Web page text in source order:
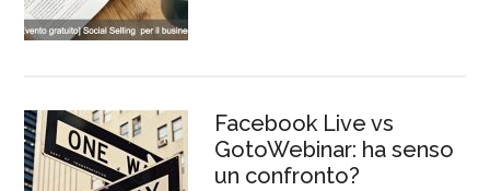
Facebook Live vs
GotoWebinar: ha senso
un confronto?